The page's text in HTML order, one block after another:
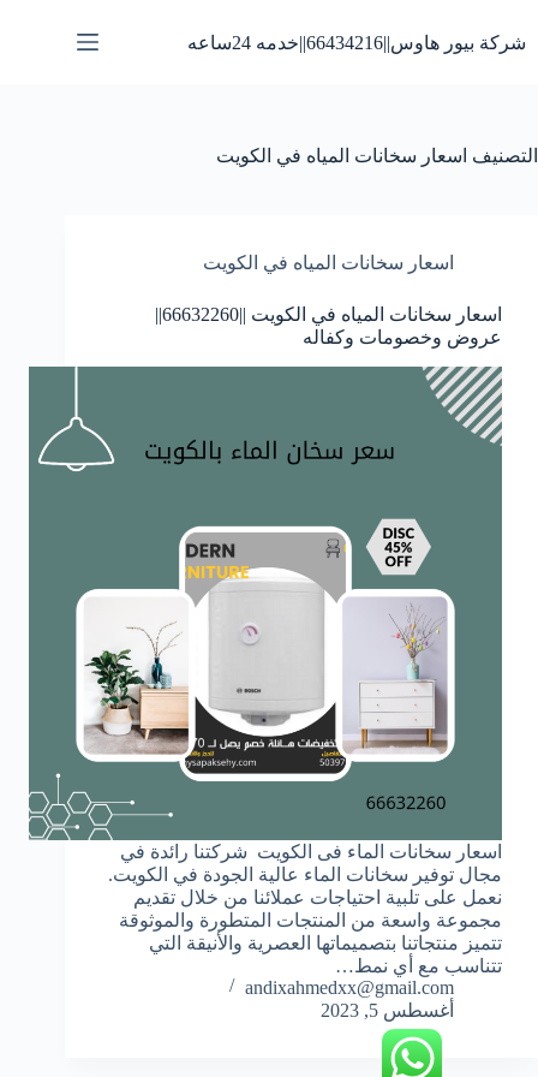
إلى
المحتوى
شركة بيور هاوس||66434216||خدمه 24ساعه
التصنيف اسعار سخانات المياه في الكويت
اسعار سخانات المياه في الكويت
اسعار سخانات المياه في الكويت ||66632260||
عروض وخصومات وكفاله
اسعار سخانات الماء فى الكويت شركتنا رائدة في
مجال توفير سخانات الماء عالية الجودة في الكويت.
نعمل على تلبية احتياجات عملائنا من خلال تقديم
مجموعة واسعة من المنتجات المتطورة والموثوقة
تتميز منتجاتنا بتصميماتها العصرية والأنيقة التي
تتناسب مع أي نمط…
andixahmedxx@gmail.com
أغسطس 5, 2023